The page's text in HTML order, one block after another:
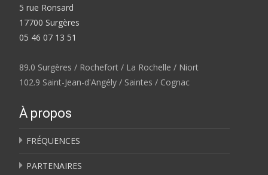
5 rue Ronsard
17700 Surgères
05 46 07 13 51
89.0 Surgères / Rochefort / La Rochelle / Niort
102.9 Saint-Jean-d'Angély / Saintes / Cognac
À propos
FRÉQUENCES
PARTENAIRES